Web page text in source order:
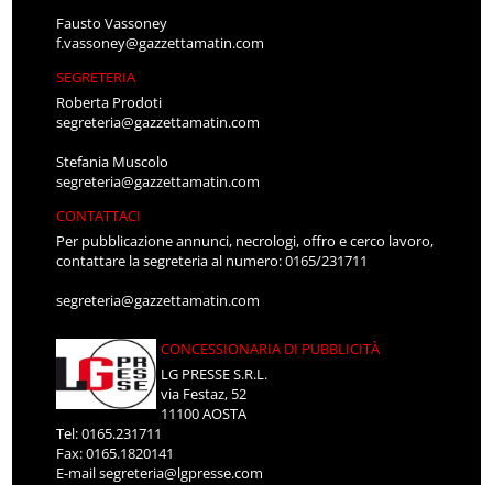
Fausto Vassoney
f.vassoney@gazzettamatin.com
SEGRETERIA
Roberta Prodoti
segreteria@gazzettamatin.com
Stefania Muscolo
segreteria@gazzettamatin.com
CONTATTACI
Per pubblicazione annunci, necrologi, offro e cerco lavoro,
contattare la segreteria al numero: 0165/231711
segreteria@gazzettamatin.com
CONCESSIONARIA DI PUBBLICITÀ
LG PRESSE S.R.L.
via Festaz, 52
11100 AOSTA
Tel: 0165.231711
Fax: 0165.1820141
E-mailsegreteria@lgpresse.com